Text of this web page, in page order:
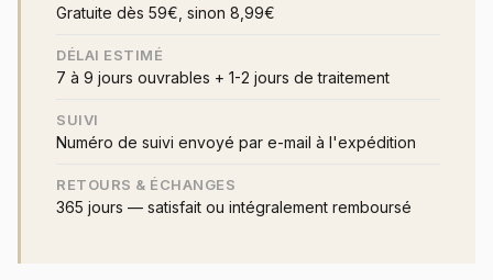
Gratuite dès 59€, sinon 8,99€
DÉLAI ESTIMÉ
7 à 9 jours ouvrables + 1-2 jours de traitement
SUIVI
Numéro de suivi envoyé par e-mail à l'expédition
RETOURS & ÉCHANGES
365 jours — satisfait ou intégralement remboursé